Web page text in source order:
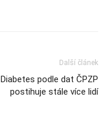
Další článek
Diabetes podle dat ČPZP
postihuje stále více lidí